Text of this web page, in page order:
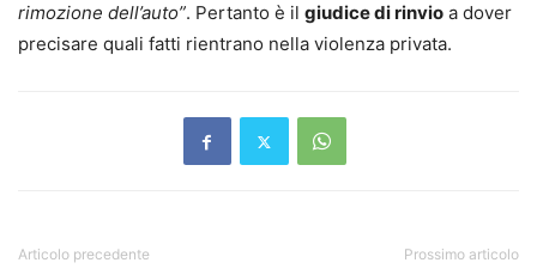
rimozione dell’auto”. Pertanto è il giudice di rinvio a dover
precisare quali fatti rientrano nella violenza privata.
Articolo precedente Prossimo articolo